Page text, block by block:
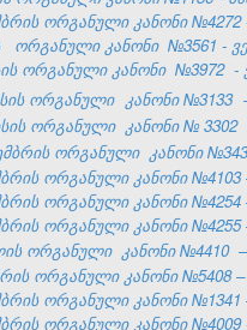
ორგანული კანონი №4272
ორგანული კანონი №3561 -
ორგანული კანონი №3972 -
ორგანული კანონი №3133
ორგანული კანონი № 3302
ორგანული კანონი
ორგანული კანონი №4103
ორგანული კანონი №4254
ორგანული კანონი №4255
ორგანული კანონი №4410
ორგანული კანონი №5408 –
ორგანული კანონი №1341
ორგანული კანონი №4009